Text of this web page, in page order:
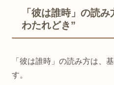
「彼は誰時」の読
わたれどき”
「彼は誰時」の読み方は、
す。